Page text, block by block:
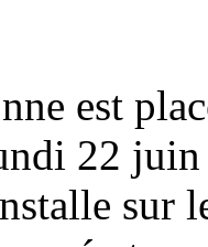
est
22
sur